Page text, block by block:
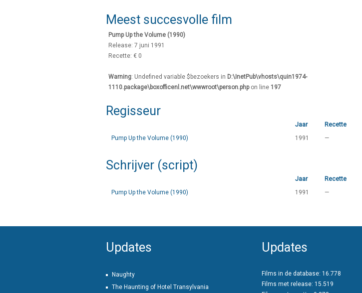
Meest succesvolle film
Pump Up the Volume (1990)
Release: 7 juni 1991
Recette: € 0
Warning: Undefined variable $bezoekers in D:\InetPub\vhosts\quin1974-
1110.package\boxofficenl.net\wwwroot\person.phpon line 197
Regisseur
Jaar Recette
Pump Up the Volume (1990)
1991 —
Schrijver (script)
Jaar Recette
Pump Up the Volume (1990)
1991 —
Updates
Naughty
The Haunting of Hotel Transylvania
Updates
Films in de database: 16.778
Films met release: 15.519